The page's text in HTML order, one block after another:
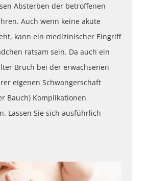
Absterben der betroffenen
Auch wenn keine akute
kann ein medizinischer Eingriff
ratsam sein. Da auch ein
Bruch bei der erwachsenen
eigenen Schwangerschaft
Bauch) Komplikationen
Lassen Sie sich ausführlich